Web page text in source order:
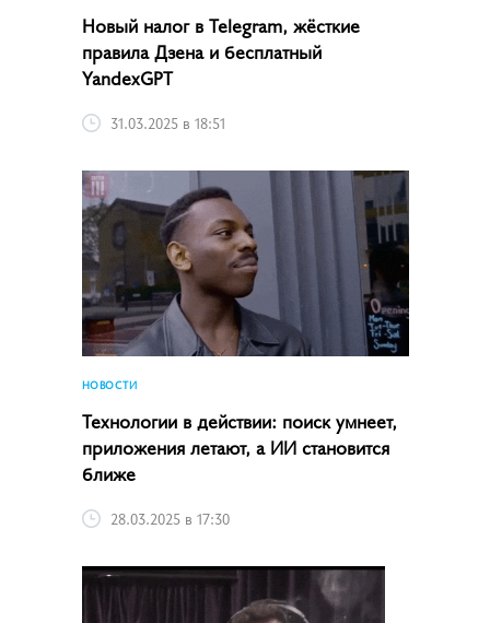
Новый налог в Telegram, жёсткие
правила Дзена и бесплатный
YandexGPT
31.03.2025 в 18:51
НОВОСТИ
Технологии в действии: поиск умнеет,
приложения летают, а ИИ становится
ближе
28.03.2025 в 17:30